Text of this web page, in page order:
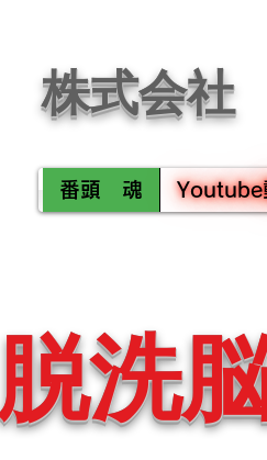
株式会社
番頭 魂 Youtube
脱洗